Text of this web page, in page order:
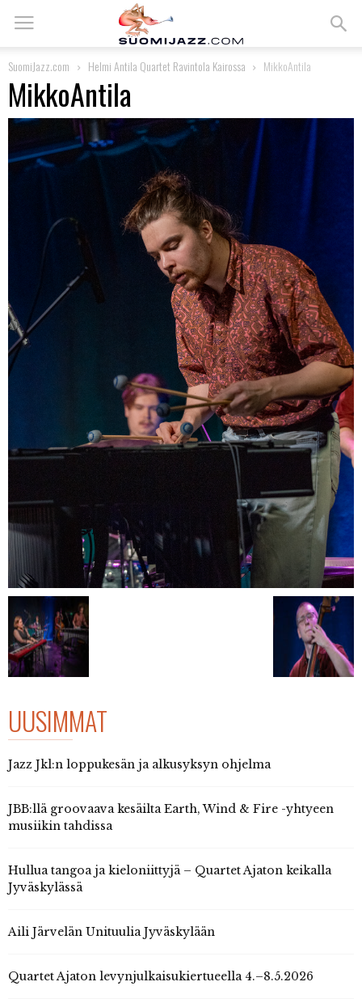
SuomiJazz.com Helmi Antila Quartet Ravintola Kairossa MikkoAntila
MikkoAntila
UUSIMMAT
Jazz Jkl:n loppukesän ja alkusyksyn ohjelma
JBB:llä groovaava kesäilta Earth, Wind & Fire -yhtyeen
musiikin tahdissa
Hullua tangoa ja kieloniittyjä – Quartet Ajaton keikalla
Jyväskylässä
Aili Järvelän Unituulia Jyväskylään
Quartet Ajaton levynjulkaisukiertueella 4.–8.5.2026